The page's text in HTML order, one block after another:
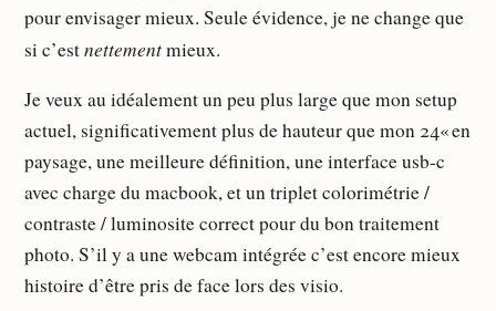
pour envisager mieux. Seule évidence, je ne change que
si c’estnettementmieux.
Je veux au idéalement un peu plus large que mon setup
actuel, significativement plus de hauteur que mon 24« en
paysage, une meilleure définition, une interface usb-c
avec charge du macbook, et un triplet colorimétrie /
contraste / luminosite correct pour du bon traitement
photo. S’il y a une webcam intégrée c’est encore mieux
histoire d’être pris de face lors des visio.